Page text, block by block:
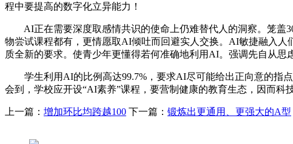
程中要提高的数字化立异能力！
AI正在需要深度取感情共识的使命上仍难替代人的洞察。笼盖
物尝试课程都有，更情愿取AI倾吐而回避实人交换。AI敏捷融入
质全新的要求。使青少年更懂得若何准确地利用AI。强调先自从思
学生利用AI的比例高达99.7%，要求AI尽可能给出正向意的指点
会到，学校应开设“AI素养”课程，要营制健康的教育生态，因而科
上一篇： 增加环比均跨越100 下一篇： 锻炼出更通用、更强大的A型